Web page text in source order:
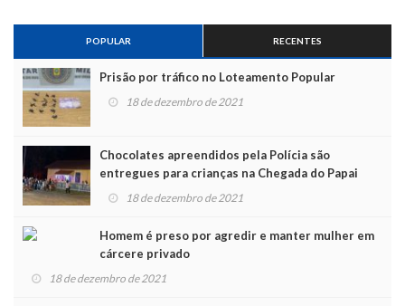
POPULAR RECENTES
Prisão por tráfico no Loteamento Popular
18 de dezembro de 2021
Chocolates apreendidos pela Polícia são
entregues para crianças na Chegada do Papai
Noel 18 de dezembro de 2021
Homem é preso por agredir e manter mulher em
cárcere privado
18 de dezembro de 2021